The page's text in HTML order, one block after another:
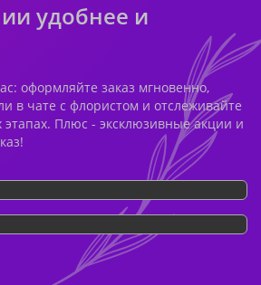
удобнее и
оформляйте заказ мгновенно,
в чате с флористом и отслеживайте
этапах. Плюс - эксклюзивные акции и